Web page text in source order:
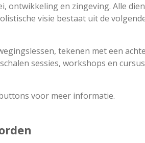
ontwikkeling en zingeving. Alle
visie bestaat uit de
tekenen met een
sessies, workshops en
voor meer informatie.